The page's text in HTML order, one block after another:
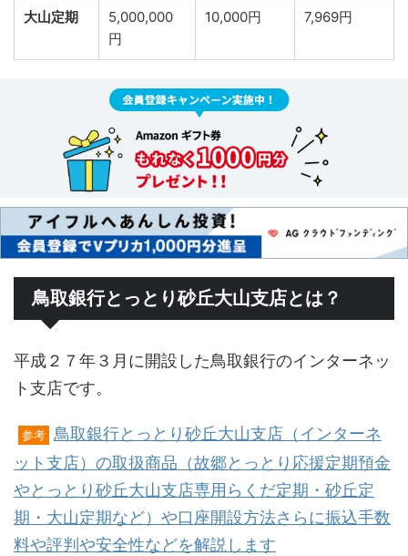
大山定期
5,000,000
円
10,000円 7,969円
鳥取銀行とっとり砂丘大山支店とは？
平成２７年３月に開設した鳥取銀行のインターネッ
ト支店です。
参考 鳥取銀行とっとり砂丘大山支店（インターネ
ット支店）の取扱商品（故郷とっとり応援定期預金
やとっとり砂丘大山支店専用らくだ定期・砂丘定
期・大山定期など）や口座開設方法さらに振込手数
料や評判や安全性などを解説します